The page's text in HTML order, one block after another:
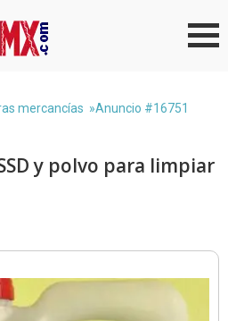
mercancías »Anuncio #16751
y polvo para limpiar